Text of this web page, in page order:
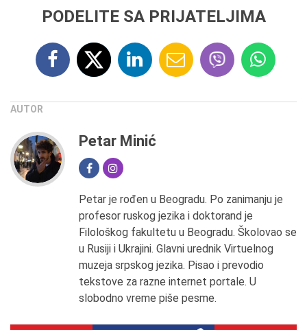
PODELITE SA PRIJATELJIMA
AUTOR
Petar Minić
Petar je rođen u Beogradu. Po zanimanju je
profesor ruskog jezika i doktorand je
Filološkog fakultetu u Beogradu. Školovao se
u Rusiji i Ukrajini. Glavni urednik Virtuelnog
muzeja srpskog jezika. Pisao i prevodio
tekstove za razne internet portale. U
slobodno vreme piše pesme.